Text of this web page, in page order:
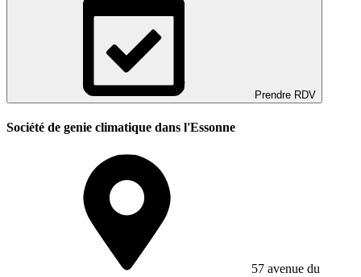
Prendre RDV
Société de genie climatique dans l'Essonne
57 avenue du